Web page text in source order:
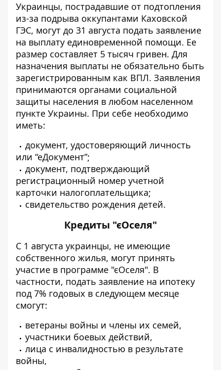
Украинцы, пострадавшие от подтопления
из-за подрыва оккупантами Каховской
ГЭС, могут до 31 августа подать заявление
на выплату единовременной помощи. Ее
размер составляет 5 тысяч гривен. Для
назначения выплаты не обязательно быть
зарегистрированным как ВПЛ. Заявления
принимаются органами социальной
защиты населения в любом населенном
пункте Украины. При себе необходимо
иметь:
документ, удостоверяющий личность
или “еДокумент”;
документ, подтверждающий
регистрационный номер учетной
карточки налогоплательщика;
свидетельство рождения детей.
Кредиты "єОселя"
С 1 августа украинцы, не имеющие
собственного жилья, могут принять
участие в программе "єОселя". В
частности, подать заявление на ипотеку
под 7% годовых в следующем месяце
смогут:
ветераны войны и члены их семей,
участники боевых действий,
лица с инвалидностью в результате
войны,